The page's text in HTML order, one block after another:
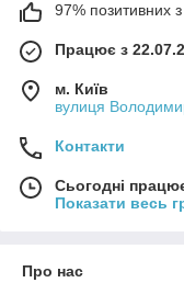
97% позитивних з
Працює з
м. Київ
вулиця
Контакти
Сьогодні
Показати весь
Про нас